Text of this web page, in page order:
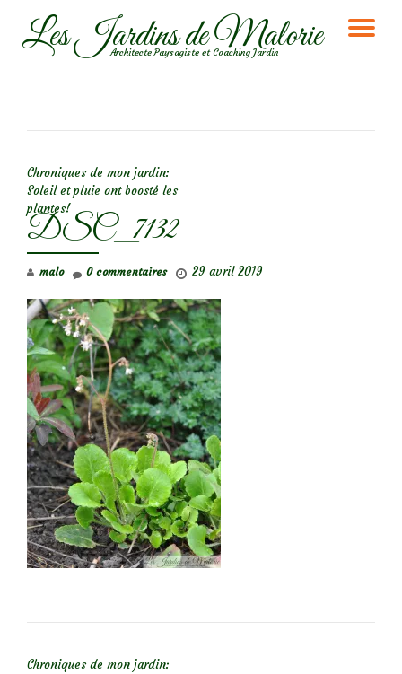
AllerLes Jardins de Malorie
Architecte Paysagiste et Coaching Jardin
Chroniques de mon jardin:
Soleil et pluie ont boosté les
plantes!
DSC_7132
malo 29 avril 2019
0 commentaires
Chroniques de mon jardin: